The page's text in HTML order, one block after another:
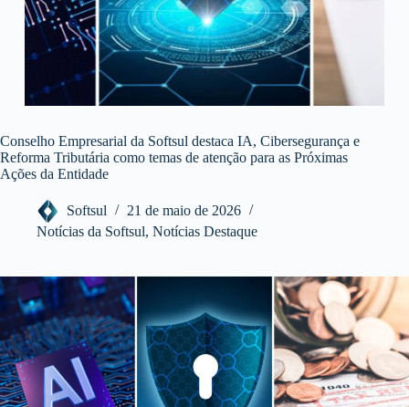
Conselho Empresarial da Softsul destaca IA, Cibersegurança e
Reforma Tributária como temas de atenção para as Próximas
Ações da Entidade
Softsul
21 de maio de 2026
Notícias da Softsul, Notícias Destaque